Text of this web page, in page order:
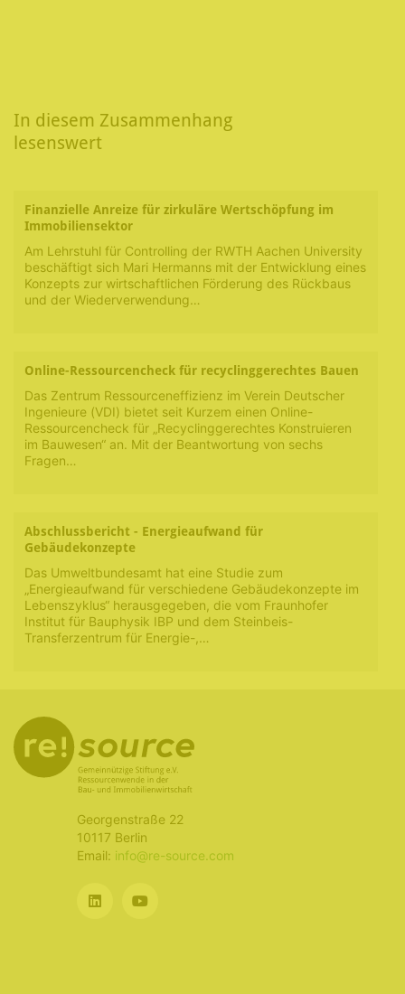
In diesem Zusammenhang
lesenswert
Finanzielle Anreize für zirkuläre Wertschöpfung im
Immobiliensektor
Am Lehrstuhl für Controlling der RWTH Aachen University
beschäftigt sich Mari Hermanns mit der Entwicklung eines
Konzepts zur wirtschaftlichen Förderung des Rückbaus
und der Wiederverwendung…
Online-Ressourcencheck für recyclinggerechtes Bauen
Das Zentrum Ressourceneffizienz im Verein Deutscher
Ingenieure (VDI) bietet seit Kurzem einen Online-
Ressourcencheck für „Recyclinggerechtes Konstruieren
im Bauwesen“ an. Mit der Beantwortung von sechs
Fragen…
Abschlussbericht - Energieaufwand für
Gebäudekonzepte
Das Umweltbundesamt hat eine Studie zum
„Energieaufwand für verschiedene Gebäudekonzepte im
Lebenszyklus“ herausgegeben, die vom Fraunhofer
Institut für Bauphysik IBP und dem Steinbeis-
Transferzentrum für Energie-,…
Georgenstraße 22
10117 Berlin
Email: info@re-source.com